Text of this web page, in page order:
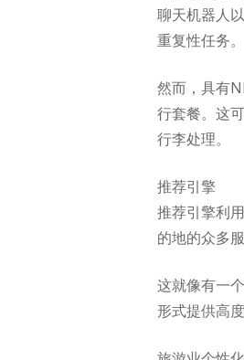
聊天机器人
重复性任务。
然而，具有
行套餐。这
行李处理。
推荐引擎
推荐引擎利
的地的众多
这就像有一
形式提供高